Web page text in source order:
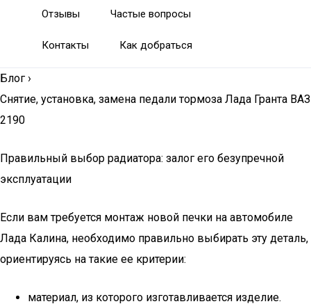
Отзывы Частые вопросы
Контакты Как добраться
Блог ›
Снятие, установка, замена педали тормоза Лада Гранта ВАЗ
2190
Правильный выбор радиатора: залог его безупречной
эксплуатации
Если вам требуется монтаж новой печки на автомобиле
Лада Калина, необходимо правильно выбирать эту деталь,
ориентируясь на такие ее критерии:
материал, из которого изготавливается изделие.